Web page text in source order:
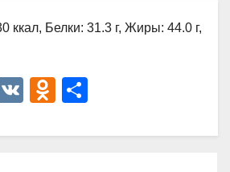
ккал, Белки: 31.3 г, Жиры: 44.0 г,
Vi
V
O
n
р